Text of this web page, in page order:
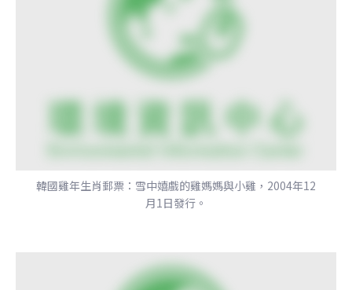
韓國雞年生肖郵票：雪中嬉戲的雞媽媽與小雞，2004年12
月1日發行。